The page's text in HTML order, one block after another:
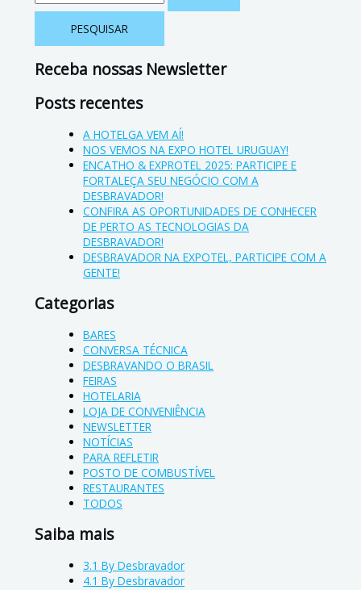
Receba nossas Newsletter
Posts recentes
A HOTELGA VEM AÍ!
NOS VEMOS NA EXPO HOTEL URUGUAY!
ENCATHO & EXPROTEL 2025: PARTICIPE E
FORTALEÇA SEU NEGÓCIO COM A
DESBRAVADOR!
CONFIRA AS OPORTUNIDADES DE CONHECER
DE PERTO AS TECNOLOGIAS DA
DESBRAVADOR!
DESBRAVADOR NA EXPOTEL, PARTICIPE COM A
GENTE!
Categorias
BARES
CONVERSA TÉCNICA
DESBRAVANDO O BRASIL
FEIRAS
HOTELARIA
LOJA DE CONVENIÊNCIA
NEWSLETTER
NOTÍCIAS
PARA REFLETIR
POSTO DE COMBUSTÍVEL
RESTAURANTES
TODOS
Saiba mais
3.1 By Desbravador
4.1 By Desbravador